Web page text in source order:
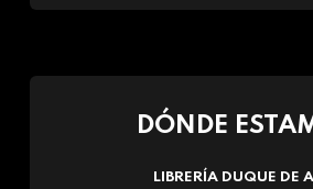
DÓNDE
LIBRERÍA DUQUE DE